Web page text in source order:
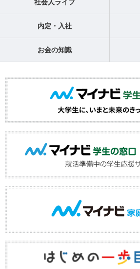
社会人ライフ
内定・入社
お金の知識